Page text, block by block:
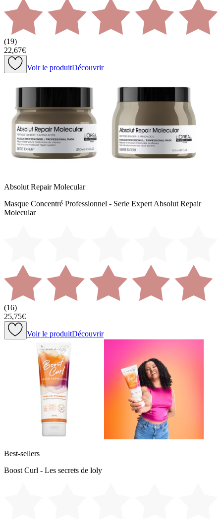
(19)
22,67€
Voir le produitDécouvrir
Absolut Repair Molecular
Masque Concentré Professionnel - Serie Expert Absolut Repair
Molecular
(16)
25,75€
Voir le produitDécouvrir
Best-sellers
Boost Curl - Les secrets de loly